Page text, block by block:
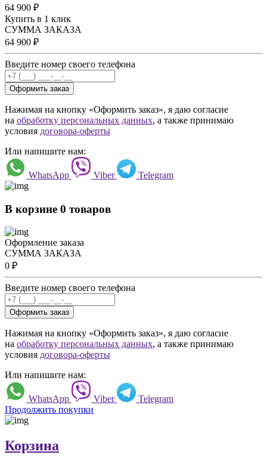
64 900 ₽
Купить в 1 клик
СУММА ЗАКАЗА
64 900 ₽
Введите номер своего телефона
Оформить заказ
Нажимая на кнопку «Оформить заказ», я даю согласие
на обработку персональных данных, а также принимаю
условия договора-оферты
Или напишите нам:
WhatsApp Viber Telegram
В корзине 0 товаров
Оформление заказа
СУММА ЗАКАЗА
0 ₽
Введите номер своего телефона
Оформить заказ
Нажимая на кнопку «Оформить заказ», я даю согласие
на обработку персональных данных, а также принимаю
условия договора-оферты
Или напишите нам:
WhatsApp Viber
Telegram
Продолжить покупки
Корзина